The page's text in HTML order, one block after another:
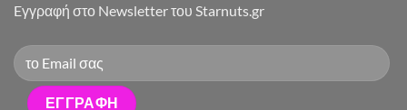
Eγγραφή στο Newsletter του Starnuts.gr